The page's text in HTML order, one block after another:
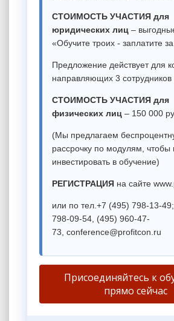
СТОИМОСТЬ УЧАСТИЯ для
юридических лиц –
«Обучите троих - заплатите
Предложение действует для
направляющих 3 сотрудников
СТОИМОСТЬ УЧАСТИЯ для
физических лиц – 150 000
(Мы предлагаем
рассрочку по модулям, чтобы
инвестировать в обучение)
РЕГИСТРАЦИЯ на сайте
или по тел.+7 (495) 798-13-
798-09-54, (495) 960-47-
73, conference@profitcon.ru
Присоединяйтесь к
прямо сейчас